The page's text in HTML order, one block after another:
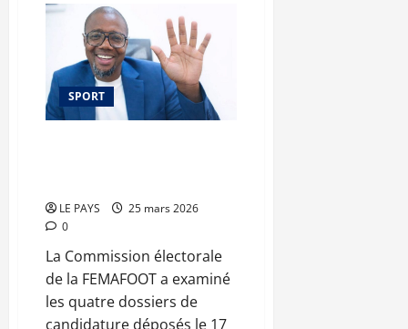
Insécurité
alimentaire
:
la
22ᵉ
session
du
CNSA
adopte
le
SPORT
LE PAYS
25 mars 2026
0
La Commission électorale
de la FEMAFOOT a examiné
les quatre dossiers de
candidature déposés le 17